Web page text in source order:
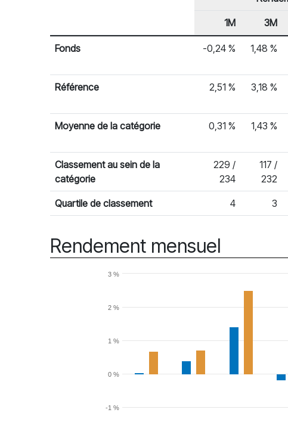
Rendements des fonds
En-tête de ligne
1M 3M
Fonds -0,24 % 1,48 %
Référence 2,51 % 3,18 %
Moyenne de la catégorie 0,31 % 1,43 %
Classement au sein de la
catégorie
229 /
234
117 /
232
Quartile de classement 4 3
Rendement mensuel
-1 %
0 %
1 %
2 %
3 %